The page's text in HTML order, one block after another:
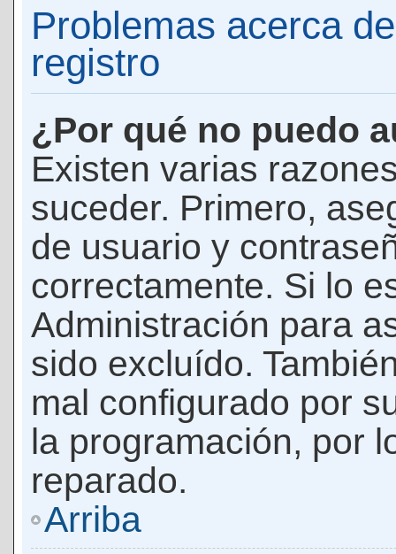
Problemas acerca
registro
¿Por qué no puedo
Existen varias
suceder. Primero,
de usuario y
correctamente. Si lo
Administración para
sido excluído.
mal configurado por
la programación, por
reparado.
Arriba